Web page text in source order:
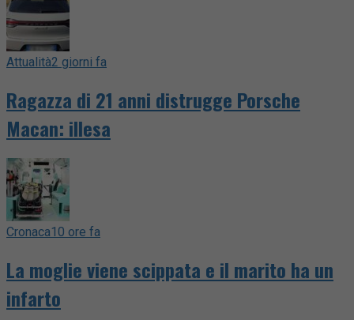
Attualità2 giorni fa
Ragazza di 21 anni distrugge Porsche
Macan: illesa
Cronaca10 ore fa
La moglie viene scippata e il marito ha un
infarto